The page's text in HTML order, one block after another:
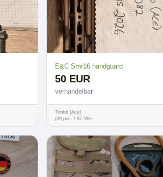
E&C Smr16 handguard
50 EUR
verhandelbar
Timbo [Ace]
(39 pos. / 97.5%)